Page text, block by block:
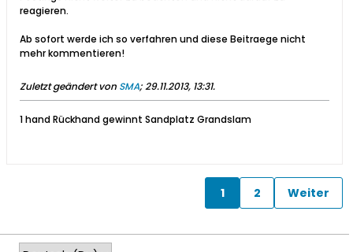
reagieren.
Ab sofort werde ich so verfahren und diese Beitraege nicht
mehr kommentieren!
Zuletzt geändert von SMA;29.11.2013, 13:31.
1 hand Rückhand gewinnt Sandplatz Grandslam
1 2 Weiter